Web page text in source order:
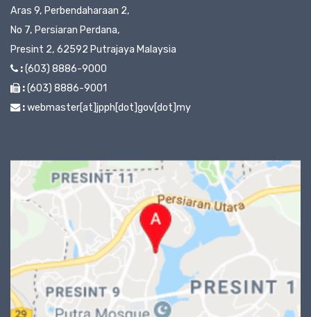
Aras 9, Perbendaharaan 2,
No 7, Persiaran Perdana,
Presint 2, 62592 Putrajaya Malaysia
:(603) 8886-9000
:(603) 8886-9001
:webmaster[at]jpph[dot]gov[dot]my